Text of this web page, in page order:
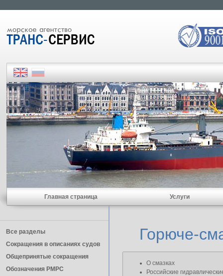
Главная страница Услуги
Все разделы
Сокращения в описаниях судов
Общепринятые сокращения
Обозначения РМРС
Горюче-
О смазках
Российские